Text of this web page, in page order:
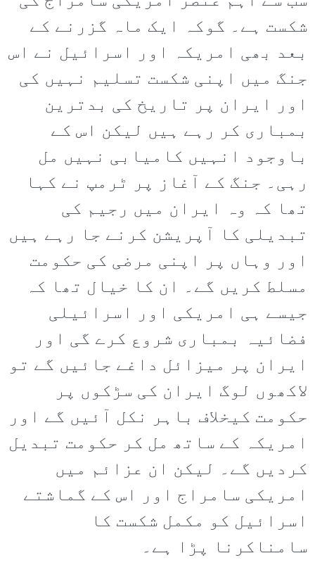
شکست ہے۔ گوکہ ایک ماہ گزرنے کے
بعد بھی امریکہ اور اسرائیل نے اس
جنگ میں اپنی شکست تسلیم نہیں کی
اور ایران پر تاریخ کی بدترین
بمباری کر رہے ہیں لیکن اس کے
باوجود انہیں کامیابی نہیں مل
رہی۔ جنگ کے آغاز پر ٹرمپ نے کہا
تھا کہ وہ ایران میں رجیم کی
تبدیلی کا آپریشن کرنے جا رہے ہیں
اور وہاں پر اپنی مرضی کی حکومت
مسلط کریں گے۔ ان کا خیال تھا کہ
جیسے ہی امریکی اور اسرائیلی
فضائیہ بمباری شروع کرے گی اور
ایران پر میزائل داغے جائیں گے تو
لاکھوں لوگ ایران کی سڑکوں پر
حکومت کیخلاف باہر نکل آئیں گے اور
امریکہ کے ساتھ مل کر حکومت تبدیل
کردیں گے۔ لیکن ان عزائم میں
امریکی سامراج اور اس کے گماشتے
اسرائیل کو مکمل شکست کا
سامناکرنا پڑا ہے۔